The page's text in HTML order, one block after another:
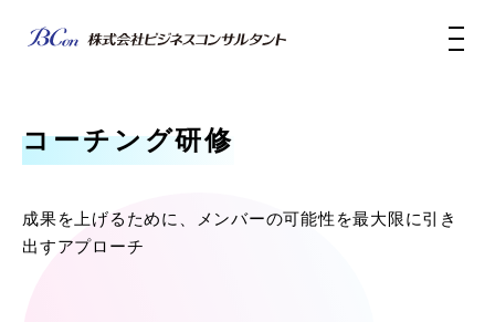
コーチング研修
成果を上げるために、メンバーの可能性を最大限に引き
出すアプローチ